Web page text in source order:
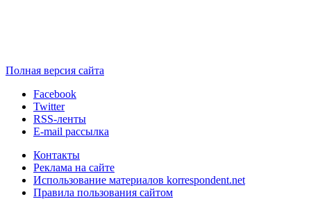
Полная версия сайта
Facebook
Twitter
RSS-ленты
E-mail рассылка
Контакты
Реклама на сайте
Использование материалов korrespondent.net
Правила пользования сайтом